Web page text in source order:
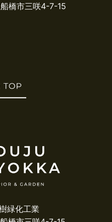
橋市三咲4-7-15
緑化工業